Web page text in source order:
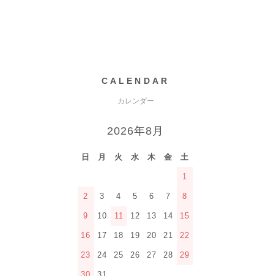
CALENDAR
カレンダー
2026年8月
日 月 火 水 木 金 土
1
2 3 4 5 6 7 8
9 10 11 12 13 14 15
16 17 18 19 20 21 22
23 24 25 26 27 28 29